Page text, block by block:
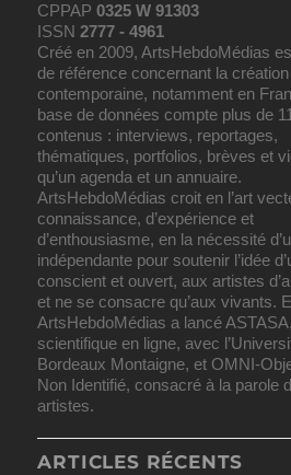
CPPAP0325 W 91303
ISSN2777 - 4961
Créé en 2009, ArtsHebdoMédias
de référence concernant la création
contemporaine, notamment en
base de données compte plus de
contenus : interviews, reportages,
thématiques, portfolios, brèves et
qu’un agenda et un annuaire.
ArtsHebdoMédias croit en l’art
connaissance, d’expérience et
d’enthousiasme, en la nécessité
indépendante pour soutenir l’idée
conscient et ouvert, aux artistes
et ne se consacre qu’aux vivants.
ArtsHebdoMédias a lancé
scientifique en ligne, avec
Bordeaux Montaigne, et OMNI-
Non Identifié, consacré à la parole
artistes.
ARTICLES RÉCENTS